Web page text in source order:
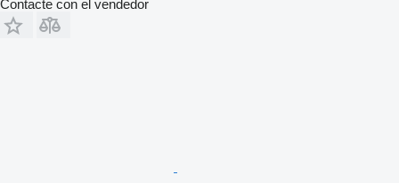
Contacte con el vendedor